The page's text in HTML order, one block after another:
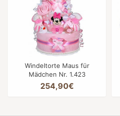
Windeltorte Maus für
Mädchen Nr. 1.423
254,90€